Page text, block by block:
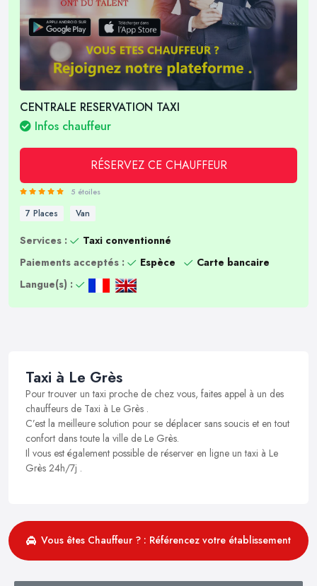
CENTRALE RESERVATION TAXI
Infos chauffeur
RÉSERVEZ CE CHAUFFEUR
5 étoiles
7 Places Van
Services :
Taxi conventionné
Paiements acceptés :
Espèce
Carte bancaire
Langue(s) :
Taxi à Le Grès
Pour trouver un taxi proche de chez vous, faites appel à un des
chauffeurs de Taxi à Le Grès .
C’est la meilleure solution pour se déplacer sans soucis et en tout
confort dans toute la ville de Le Grès.
Il vous est également possible de réserver en ligne un taxi à Le
Grès 24h/7j .
Vous êtes Chauffeur ? : Référencez votre établissement